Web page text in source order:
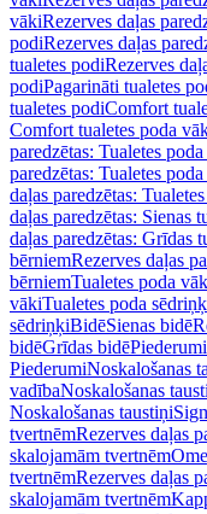
vākiRezerves daļas
podiRezerves daļas
tualetes podiRezerves
podiPagarināti tualetes
tualetes podiComfort
Comfort tualetes poda
paredzētas: Tualetes
paredzētas: Tualetes
daļas paredzētas:
daļas paredzētas: Sienas
daļas paredzētas: Grīdas
bērniemRezerves daļas
bērniemTualetes poda
vākiTualetes poda
sēdriņķiBidēSienas bidē
bidēGrīdas bidēPiederumi
PiederumiNoskalošanas
vadībaNoskalošanas
Noskalošanas taustiņi
tvertnēmRezerves daļas
skalojamām tvertnēm
tvertnēmRezerves daļas
skalojamām tvertnēm